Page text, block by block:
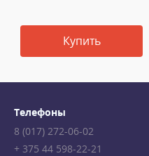
Купить
Телефоны
8 (017) 272-06-02
+ 375 44 598-22-21